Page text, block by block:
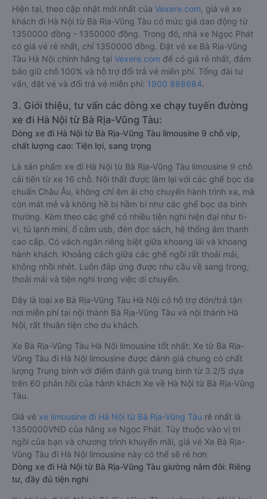
Hiện tại, theo cập nhật mới nhất của Vexere.com , giá vé xe
khách đi Hà Nội từ Bà Rịa-Vũng Tàu có mức giá dao động từ
1350000 đồng - 1350000 đồng. Trong đó, nhà xe Ngọc Phát
có giá vé rẻ nhất, chỉ 1350000 đồng. Đặt vé xe Bà Rịa-Vũng
Tàu Hà Nội chính hãng tại Vexere.com để có giá rẻ nhất, đảm
bảo giữ chỗ 100% và hỗ trợ đổi trả vé miễn phí. Tổng đài tư
vấn, đặt vé và đổi trả vé miễn phí: 1900 888684.
3. Giới thiệu, tư vấn các dòng xe chạy tuyến đường
xe đi Hà Nội từ Bà Rịa-Vũng Tàu:
Dòng xe đi Hà Nội từ Bà Rịa-Vũng Tàu limousine 9 chỗ vip,
chất lượng cao: Tiện lợi, sang trọng
Là sản phẩm xe đi Hà Nội từ Bà Rịa-Vũng Tàu limousine 9 chỗ
cải tiến từ xe 16 chỗ. Nội thất được làm lại với các ghế bọc da
chuẩn Châu Âu, không chỉ êm ái cho chuyến hành trình xa, mà
còn mát mẻ và không hề bị hầm bí như các ghế bọc da bình
thường. Kèm theo các ghế có nhiều tiện nghi hiện đại như ti-
vi, tủ lạnh mini, ổ cắm usb, đèn đọc sách, hệ thống âm thanh
cao cấp. Có vách ngăn riêng biệt giữa khoang lái và khoang
hành khách. Khoảng cách giữa các ghế ngồi rất thoải mái,
không nhồi nhét. Luôn đáp ứng được nhu cầu về sang trọng,
thoải mái và tiện nghi trong việc di chuyển.
Đây là loại xe Bà Rịa-Vũng Tàu Hà Nội có hỗ trợ đón/trả tận
nơi miễn phí tại nội thành Bà Rịa-Vũng Tàu và nội thành Hà
Nội, rất thuận tiện cho du khách.
Xe Bà Rịa-Vũng Tàu Hà Nội limousine tốt nhất: Xe từ Bà Rịa-
Vũng Tàu đi Hà Nội limousine được đánh giá chung có chất
lượng Trung bình với điểm đánh giá trung bình từ 3.2/5 dựa
trên 60 phản hồi của hành khách Xe về Hà Nội từ Bà Rịa-Vũng
Tàu.
Giá vé xe limousine đi Hà Nội từ Bà Rịa-Vũng Tàu rẻ nhất là
1350000VND của hãng xe Ngọc Phát. Tùy thuộc vào vị trí
ngồi của bạn và chương trình khuyến mãi, giá vé Xe Bà Rịa-
Vũng Tàu đi Hà Nội limousine này có thể sẽ rẻ hơn
Dòng xe đi Hà Nội từ Bà Rịa-Vũng Tàu giường nằm đôi: Riêng
tư, đầy đủ tiện nghi